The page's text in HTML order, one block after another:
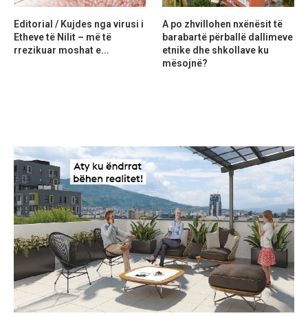
Editorial / Kujdes nga virusi i
Etheve të Nilit – më të
rrezikuar moshat e...
A po zhvillohen nxënësit të
barabartë përballë dallimeve
etnike dhe shkollave ku
mësojnë?